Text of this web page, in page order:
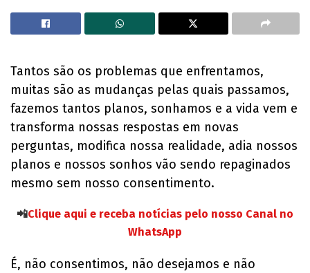
Tantos são os problemas que enfrentamos,
muitas são as mudanças pelas quais passamos,
fazemos tantos planos, sonhamos e a vida vem e
transforma nossas respostas em novas
perguntas, modifica nossa realidade, adia nossos
planos e nossos sonhos vão sendo repaginados
mesmo sem nosso consentimento.
📲Clique aqui e receba notícias pelo nosso Canal no
WhatsApp
É, não consentimos, não desejamos e não